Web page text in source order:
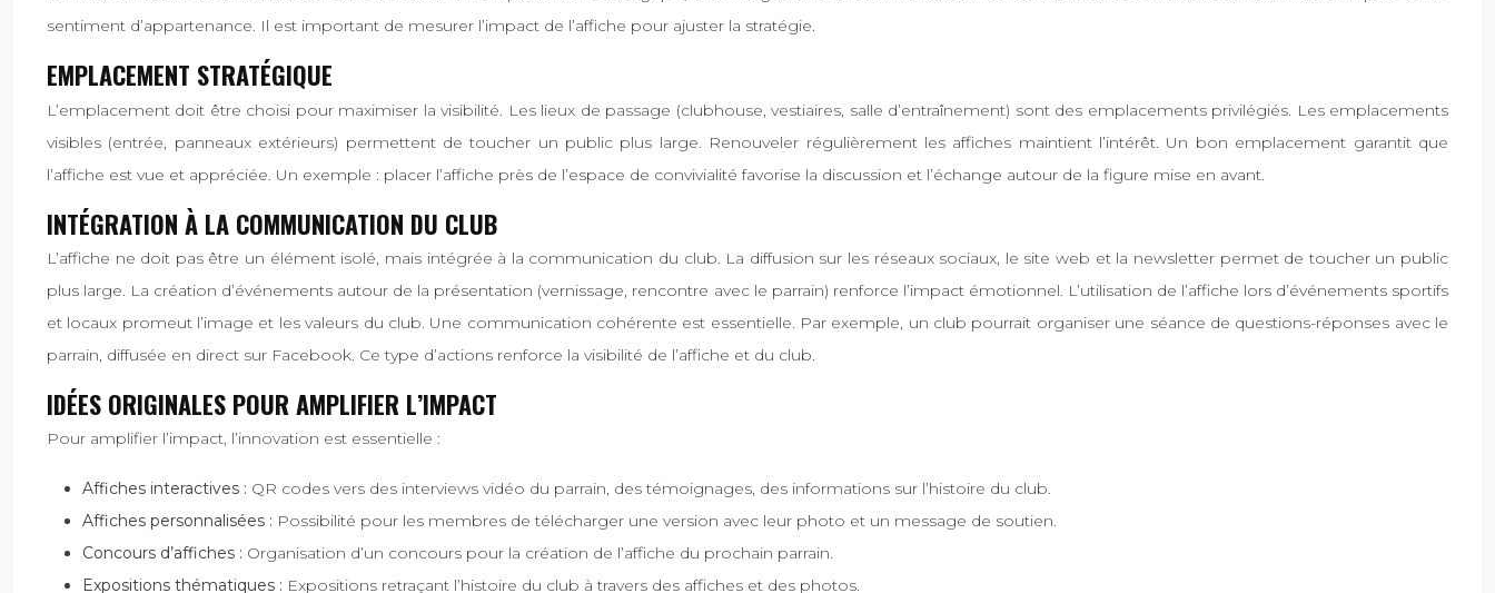
sentiment d’appartenance. Il est important de mesurer l’impact de l’affiche pour ajuster la stratégie.
EMPLACEMENT STRATÉGIQUE
L’emplacement doit être choisi pour maximiser la visibilité. Les lieux de passage (clubhouse, vestiaires, salle d’entraînement) sont des emplacements privilégiés. Les emplacements
visibles (entrée, panneaux extérieurs) permettent de toucher un public plus large. Renouveler régulièrement les affiches maintient l’intérêt. Un bon emplacement garantit que
l’affiche est vue et appréciée. Un exemple : placer l’affiche près de l’espace de convivialité favorise la discussion et l’échange autour de la figure mise en avant.
INTÉGRATION À LA COMMUNICATION DU CLUB
L’affiche ne doit pas être un élément isolé, mais intégrée à la communication du club. La diffusion sur les réseaux sociaux, le site web et la newsletter permet de toucher un public
plus large. La création d’événements autour de la présentation (vernissage, rencontre avec le parrain) renforce l’impact émotionnel. L’utilisation de l’affiche lors d’événements sportifs
et locaux promeut l’image et les valeurs du club. Une communication cohérente est essentielle. Par exemple, un club pourrait organiser une séance de questions-réponses avec le
parrain, diffusée en direct sur Facebook. Ce type d’actions renforce la visibilité de l’affiche et du club.
IDÉES ORIGINALES POUR AMPLIFIER L’IMPACT
Pour amplifier l’impact, l’innovation est essentielle :
Affiches interactives : QR codes vers des interviews vidéo du parrain, des témoignages, des informations sur l’histoire du club.
Affiches personnalisées : Possibilité pour les membres de télécharger une version avec leur photo et un message de soutien.
Concours d’affiches : Organisation d’un concours pour la création de l’affiche du prochain parrain.
Expositions thématiques : Expositions retraçant l’histoire du club à travers des affiches et des photos.